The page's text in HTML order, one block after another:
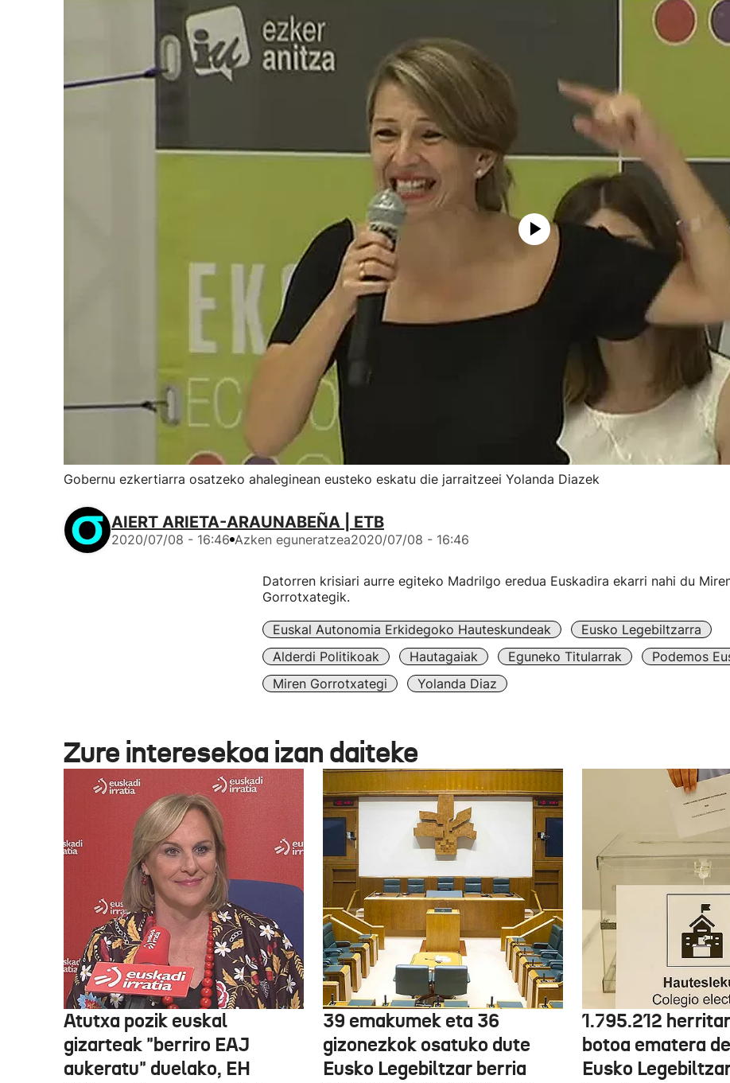
Gobernu ezkertiarra osatzeko ahaleginean eusteko eskatu die jarraitzeei Yolanda Diazek
AIERT ARIETA-ARAUNABEÑA | ETB
2020/07/08 - 16:46 Azken eguneratzea2020/07/08 - 16:46
Datorren krisiari aurre egiteko Madrilgo eredua Euskadira ekarri nahi du
Gorrotxategik.
Euskal Autonomia Erkidegoko Hauteskundeak
Eusko Legebiltzarra
Alderdi Politikoak
Hautagaiak Eguneko Titularrak
Podemos
Miren Gorrotxategi
Yolanda Diaz
Zure interesekoa izan daiteke
Atutxa pozik euskal
gizarteak "berriro EAJ
aukeratu" duelako, EH
39 emakumek eta 36
gizonezkok osatuko dute
Eusko Legebiltzar berria
1.795.212
botoa ematera
Eusko